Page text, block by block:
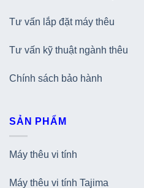
Tư vấn lắp đặt máy thêu
Tư vấn kỹ thuật ngành thêu
Chính sách bảo hành
SẢN PHẨM
Máy thêu vi tính
Máy thêu vi tính Tajima